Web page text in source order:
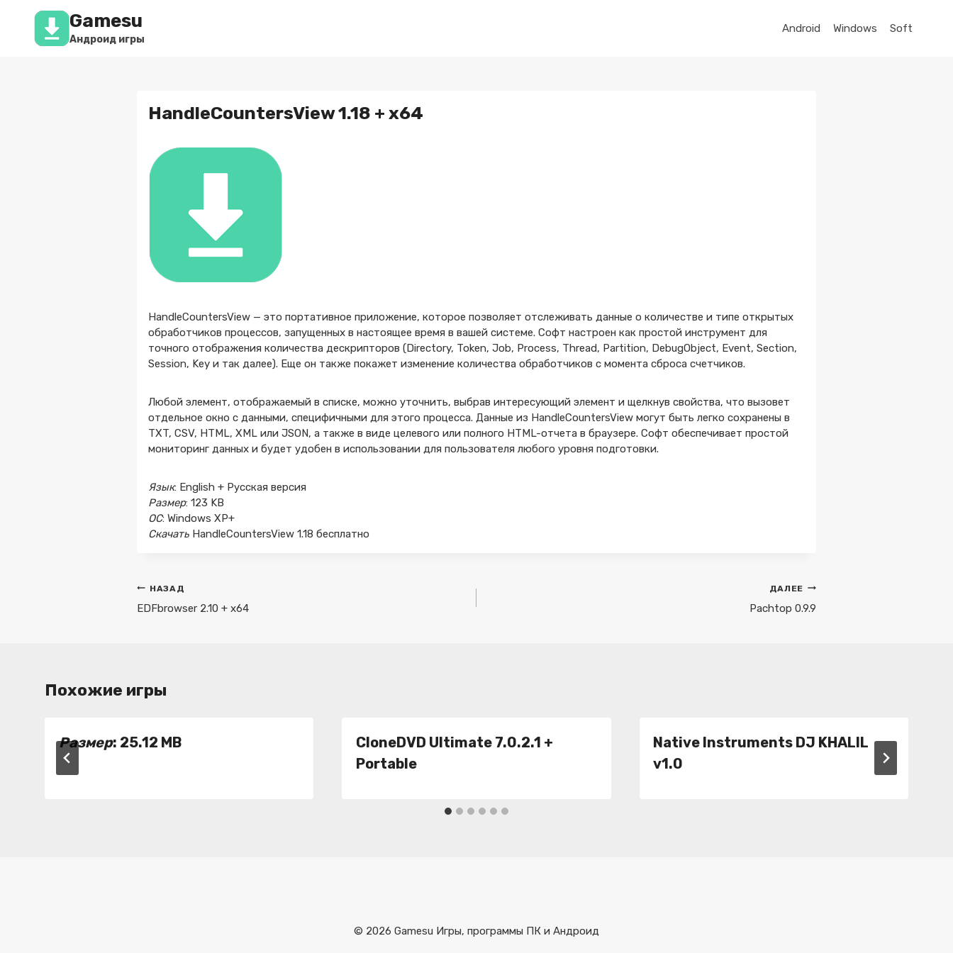
Перейти
содержимому
Gamesu
Андроид игры
Android Windows Soft
HandleCountersView 1.18 + x64
HandleCountersView — это портативное приложение, которое позволяет отслеживать данные о количестве и типе открытых
обработчиков процессов, запущенных в настоящее время в вашей системе. Софт настроен как простой инструмент для
точного отображения количества дескрипторов (Directory, Token, Job, Process, Thread, Partition, DebugObject, Event, Section,
Session, Key и так далее). Еще он также покажет изменение количества обработчиков с момента сброса счетчиков.
Любой элемент, отображаемый в списке, можно уточнить, выбрав интересующий элемент и щелкнув свойства, что вызовет
отдельное окно с данными, специфичными для этого процесса. Данные из HandleCountersView могут быть легко сохранены в
TXT, CSV, HTML, XML или JSON, а также в виде целевого или полного HTML-отчета в браузере. Софт обеспечивает простой
мониторинг данных и будет удобен в использовании для пользователя любого уровня подготовки.
Язык: English + Русская версия
Размер: 123 KB
ОС: Windows XP+
Скачать HandleCountersView 1.18 бесплатно
Навигация
по
НАЗАД
EDFbrowser 2.10 + x64
ДАЛЕЕ
Pachtop 0.9.9
Похожие игры
Размер: 25.12 MB
CloneDVD Ultimate 7.0.2.1 +
Portable
Native Instruments DJ KHALIL
v1.0
© 2026 Gamesu Игры, программы ПК и Андроид